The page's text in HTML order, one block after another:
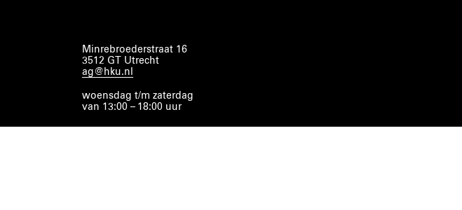
Minrebroederstraat 16
3512 GT Utrecht
ag@hku.nl
woensdag t/m zaterdag
van 13:00 – 18:00 uur